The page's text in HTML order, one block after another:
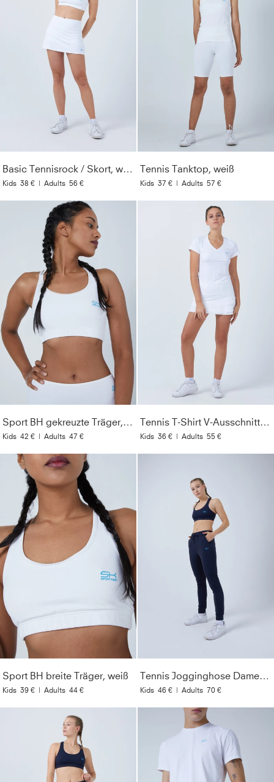
Basic Tennisrock / Skort, weiß
Kids 38 € | Adults 56 €
Tennis Tanktop, weiß
Kids 37 € | Adults 57 €
Sport BH gekreuzte Träger, weiß
Kids 42 € | Adults 47 €
Tennis T-Shirt V-Ausschnitt Damen & Mädchen, weiß
Kids 36 € | Adults 55 €
Sport BH breite Träger, weiß
Kids 39 € | Adults 44 €
Tennis Jogginghose Damen & Mädchen, navy blau
Kids 46 € | Adults 70 €